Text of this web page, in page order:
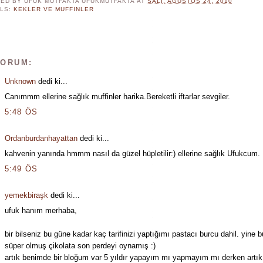
KEKLER VE MUFFINLER
Unknowndedi ki...
Canımmm ellerine sağlık muffinler harika.Bereketli iftarlar sevgiler.
5:48 ÖS
Ordanburdanhayattandedi ki...
kahvenin yanında hmmm nasıl da güzel hüpletilir:) ellerine sağlık Ufukcum.
5:49 ÖS
yemekbiraşk dedi ki...
ufuk hanım merhaba,
bir bilseniz bu güne kadar kaç tarifinizi yaptığımı pastacı burcu dahil. yine
süper olmuş çikolata son perdeyi oynamış :)
artık benimde bir bloğum var 5 yıldır yapayım mı yapmayım mı derken artık